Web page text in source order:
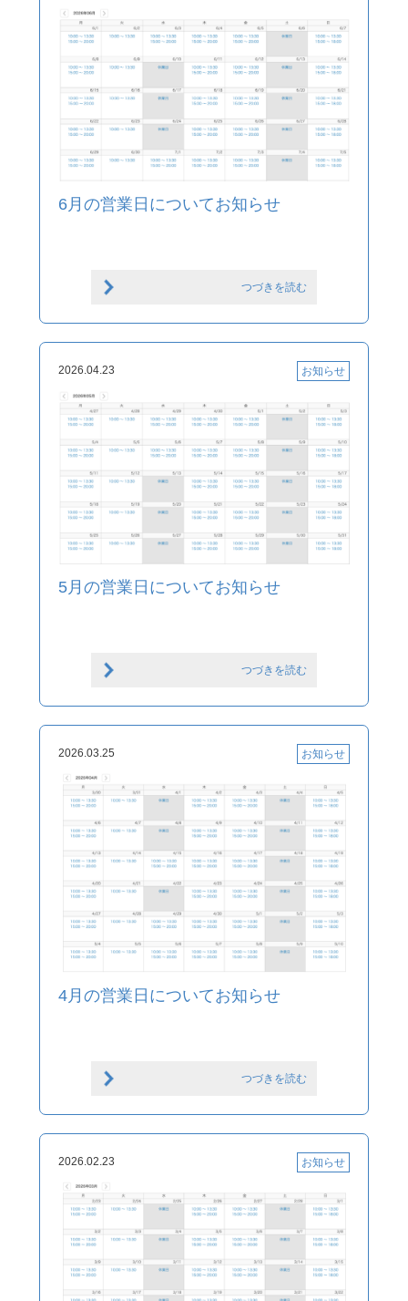
6月の営業日についてお知らせ
つづきを読む
2026.04.23 お知らせ
5月の営業日についてお知らせ
つづきを読む
2026.03.25 お知らせ
4月の営業日についてお知らせ
つづきを読む
2026.02.23 お知らせ